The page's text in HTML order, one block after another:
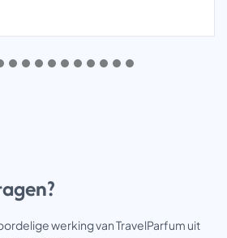
werking van TravelParfum uit